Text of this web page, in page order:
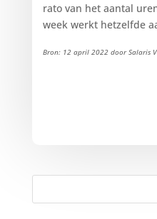
rato van het aantal
week werkt hetzelfde
Bron: 12 april 2022 door Salaris